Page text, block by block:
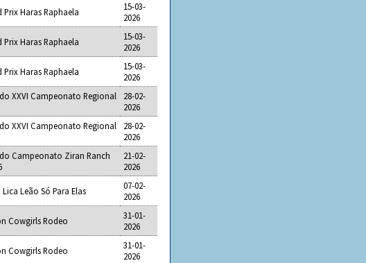
Prix Haras Raphaela
15-03-
2026
Prix Haras Raphaela
15-03-
2026
Prix Haras Raphaela
15-03-
2026
XXVI Campeonato Regional
28-02-
2026
XXVI Campeonato Regional
28-02-
2026
Campeonato Ziran Ranch
21-02-
2026
Lica Leão Só Para Elas
07-02-
2026
Cowgirls Rodeo
31-01-
2026
Cowgirls Rodeo
31-01-
2026